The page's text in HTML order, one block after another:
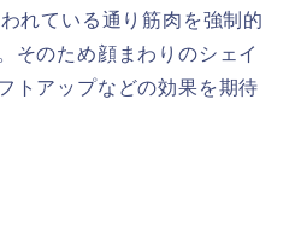
れている通り筋肉を強制的
そのため顔まわりのシェイ
トアップなどの効果を期待